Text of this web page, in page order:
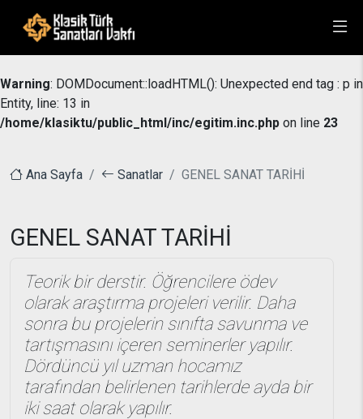
Warning: DOMDocument::loadHTML(): Unexpected end tag : p in
Entity, line: 13 in
/home/klasiktu/public_html/inc/egitim.inc.php on line 23
Ana Sayfa Sanatlar GENEL SANAT TARİHİ
GENEL SANAT TARİHİ
Teorik bir derstir. Öğrencilere ödev
olarak araştırma projeleri verilir. Daha
sonra bu projelerin sınıfta savunma ve
tartışmasını içeren seminerler yapılır.
Dördüncü yıl uzman hocamız
tarafından belirlenen tarihlerde ayda bir
iki saat olarak yapılır.